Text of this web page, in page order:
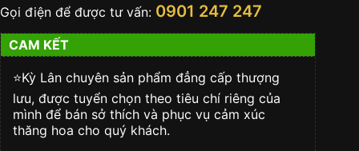
king
số
lượng
Gọi điện để được tư vấn: 0901 247 247
CAM KẾT
⭐️Kỳ Lân chuyên sản phẩm đẳng cấp thượng
lưu, được tuyển chọn theo tiêu chí riêng của
mình để bán sở thích và phục vụ cảm xúc
thăng hoa cho quý khách.